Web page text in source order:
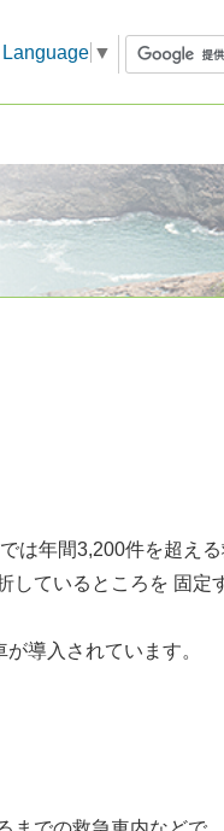
▼
年間3,200件を超える
ているところを 固
導入されています。